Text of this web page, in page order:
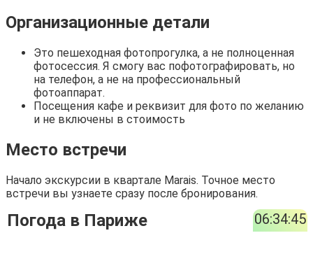
Организационные детали
Это пешеходная фотопрогулка, а не полноценная
фотосессия. Я смогу вас пофотографировать, но
на телефон, а не на профессиональный
фотоаппарат.
Посещения кафе и реквизит для фото по желанию
и не включены в стоимость
Место встречи
Начало экскурсии в квартале Marais. Точное место
встречи вы узнаете сразу после бронирования.
Погода в Париже 06:34:45